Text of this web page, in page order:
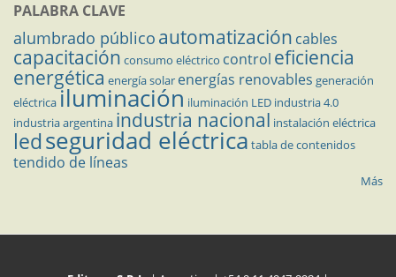
PALABRA CLAVE
alumbrado público automatización cables
capacitación consumo eléctrico control eficiencia
energética energía solar energías renovables generación
eléctricailuminación iluminación LED industria 4.0
industria argentina industria nacional instalación eléctrica
ledseguridad eléctrica tabla de contenidos
tendido de líneas
Más